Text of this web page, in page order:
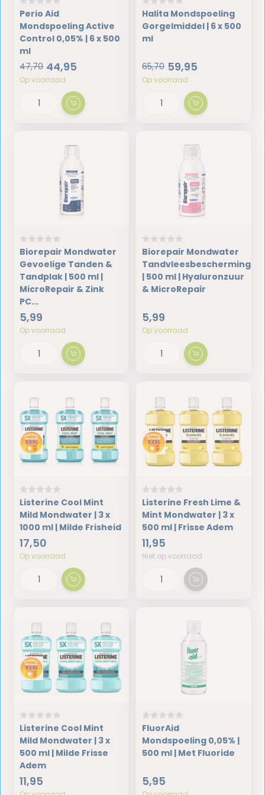
Perio Aid
Mondspoeling Active
Control 0,05% | 6 x 500
ml
47,70 44,95
Op voorraad
Halita Mondspoeling
Gorgelmiddel | 6 x 500
ml
65,70 59,95
Op voorraad
Biorepair Mondwater
Gevoelige Tanden &
Tandplak | 500 ml |
MicroRepair & Zink
PC...
5,99
Op voorraad
Biorepair Mondwater
Tandvleesbescherming
| 500 ml | Hyaluronzuur
& MicroRepair
5,99
Op voorraad
Listerine Cool Mint
Mild Mondwater | 3 x
1000 ml | Milde Frisheid
17,50
Op voorraad
Listerine Fresh Lime &
Mint Mondwater | 3 x
500 ml | Frisse Adem
11,95
Niet op voorraad
Listerine Cool Mint
Mild Mondwater | 3 x
500 ml | Milde Frisse
Adem
11,95
FluorAid
Mondspoeling 0,05% |
500 ml | Met Fluoride
5,95